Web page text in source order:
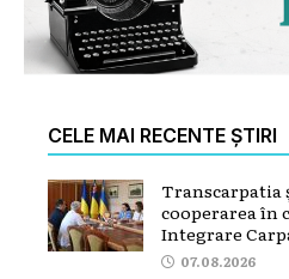
CELE MAI RECENTE ȘTIRI
Transcarpatia
cooperarea în
Integrare
07.08.2026